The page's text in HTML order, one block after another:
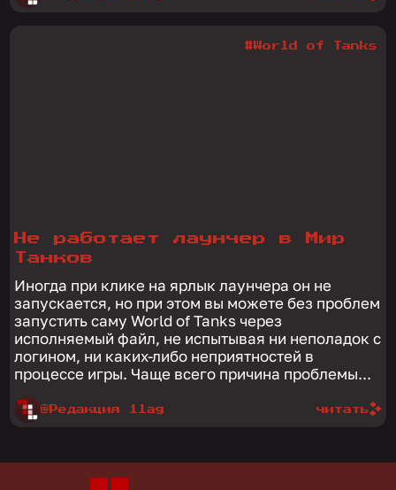
Не работает лаунчер в Мир
Танков
Иногда при клике на ярлык лаунчера он не
запускается, но при этом вы можете без проблем
запустить саму World of Tanks через
исполняемый файл, не испытывая ни неполадок с
логином, ни каких-либо неприятностей в
процессе игры. Чаще всего причина проблемы...
@Редакция 1lag
#World of Tanks
читать